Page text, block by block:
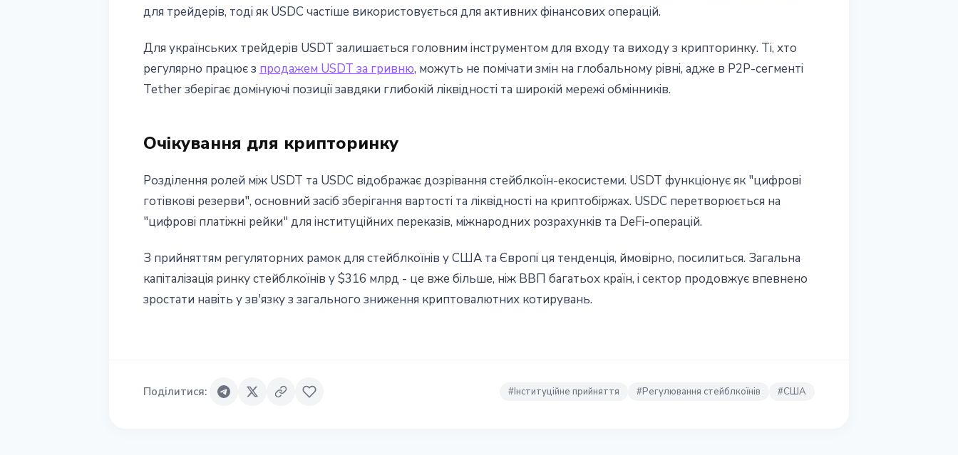
для трейдерів, тоді як USDC частіше використовується для активних фінансових операцій.
Для українських трейдерів USDT залишається головним інструментом для входу та виходу з крипторинку. Ті, хто
регулярно працює з продажем USDT за гривню, можуть не помічати змін на глобальному рівні, адже в P2P-сегменті
Tether зберігає домінуючі позиції завдяки глибокій ліквідності та широкій мережі обмінників.
Очікування для крипторинку
Розділення ролей між USDT та USDC відображає дозрівання стейблкоїн-екосистеми. USDT функціонує як "цифрові
готівкові резерви", основний засіб зберігання вартості та ліквідності на криптобіржах. USDC перетворюється на
"цифрові платіжні рейки" для інституційних переказів, міжнародних розрахунків та DeFi-операцій.
З прийняттям регуляторних рамок для стейблкоїнів у США та Європі ця тенденція, ймовірно, посилиться. Загальна
капіталізація ринку стейблкоїнів у $316 млрд - це вже більше, ніж ВВП багатьох країн, і сектор продовжує впевнено
зростати навіть у зв'язку з загального зниження криптовалютних котирувань.
Поділитися: #Інституційне прийняття #Регулювання стейблкоїнів #США